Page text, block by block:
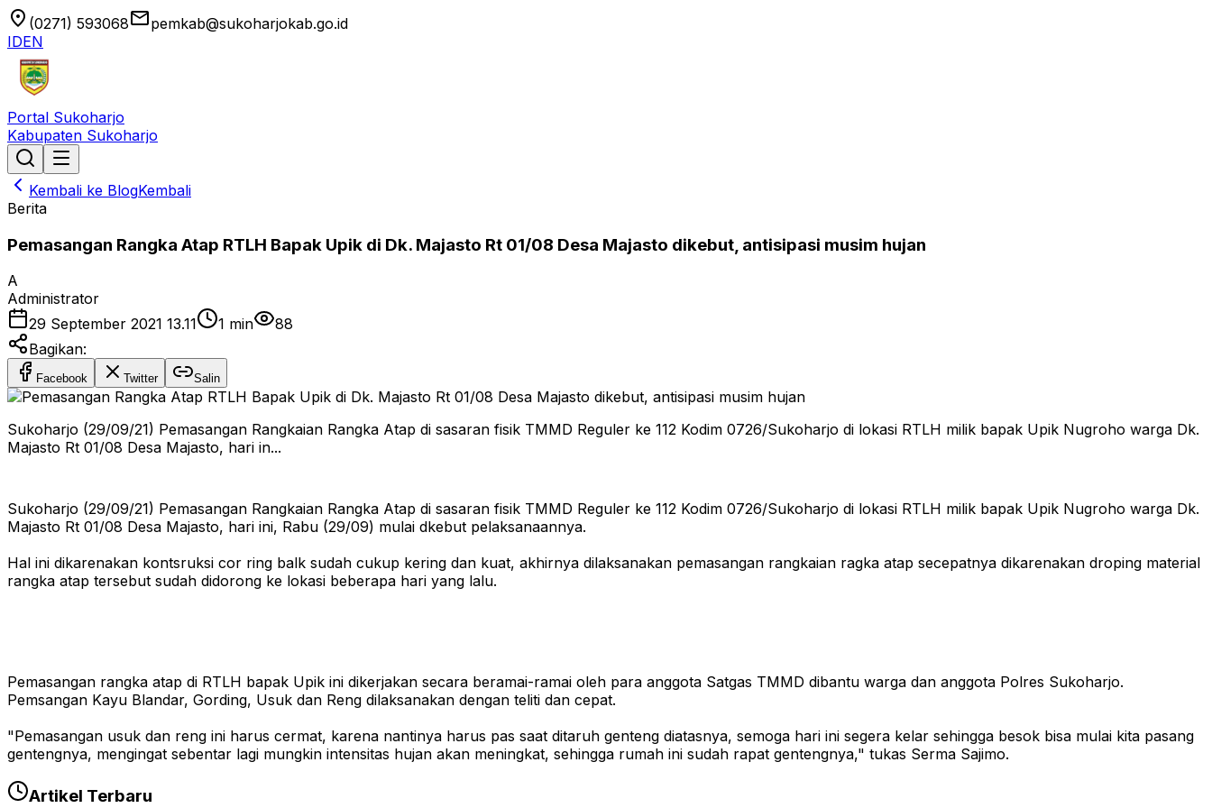
location_on (0271) 593068emailpemkab@sukoharjokab.go.id
IDEN
Portal Sukoharjo
Kabupaten Sukoharjo
Kembali ke BlogKembali
Berita
Pemasangan Rangka Atap RTLH Bapak Upik di Dk. Majasto Rt 01/08 Desa Majasto dikebut, antisipasi musim hujan
A
Administrator
29 September 2021 13.11
1 min
88
Bagikan:
Facebook Twitter Salin
Sukoharjo (29/09/21) Pemasangan Rangkaian Rangka Atap di sasaran fisik TMMD Reguler ke 112 Kodim 0726/Sukoharjo di lokasi RTLH milik bapak Upik Nugroho warga Dk.
Majasto Rt 01/08 Desa Majasto, hari in...
Sukoharjo (29/09/21) Pemasangan Rangkaian Rangka Atap di sasaran fisik TMMD Reguler ke 112 Kodim 0726/Sukoharjo di lokasi RTLH milik bapak Upik Nugroho warga Dk.
Majasto Rt 01/08 Desa Majasto, hari ini, Rabu (29/09) mulai dkebut pelaksanaannya.
Hal ini dikarenakan kontsruksi cor ring balk sudah cukup kering dan kuat, akhirnya dilaksanakan pemasangan rangkaian ragka atap secepatnya dikarenakan droping material
rangka atap tersebut sudah didorong ke lokasi beberapa hari yang lalu.
Pemasangan rangka atap di RTLH bapak Upik ini dikerjakan secara beramai-ramai oleh para anggota Satgas TMMD dibantu warga dan anggota Polres Sukoharjo.
Pemsangan Kayu Blandar, Gording, Usuk dan Reng dilaksanakan dengan teliti dan cepat.
"Pemasangan usuk dan reng ini harus cermat, karena nantinya harus pas saat ditaruh genteng diatasnya, semoga hari ini segera kelar sehingga besok bisa mulai kita pasang
gentengnya, mengingat sebentar lagi mungkin intensitas hujan akan meningkat, sehingga rumah ini sudah rapat gentengnya," tukas Serma Sajimo.
Artikel Terbaru